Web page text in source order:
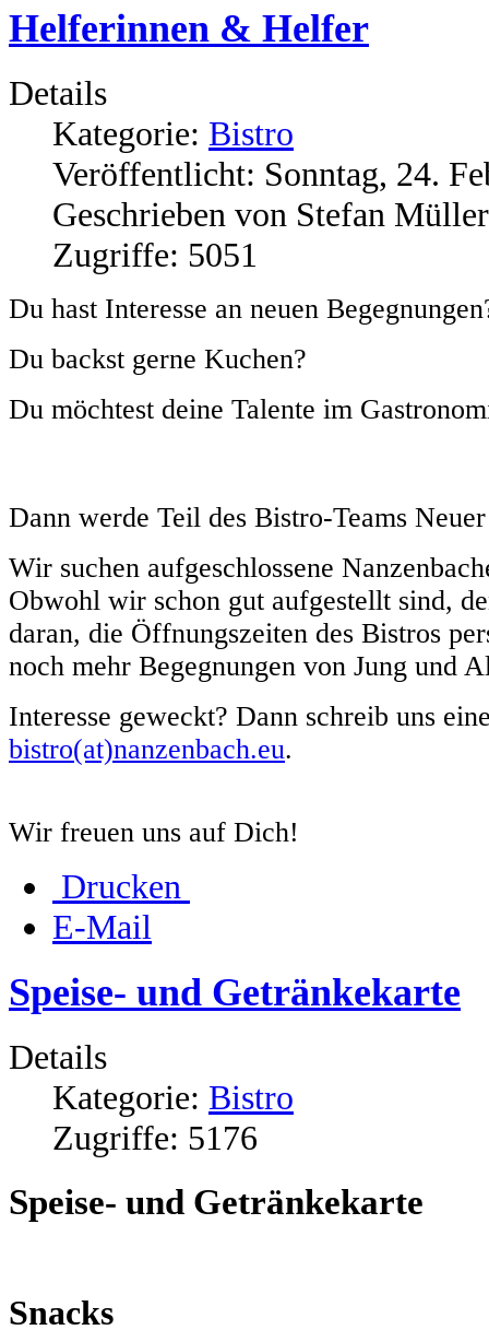
Helferinnen & Helfer
Details
Kategorie: Bistro
Veröffentlicht: Sonntag, 24.
Geschrieben von Stefan Müller
Zugriffe: 5051
Du hast Interesse an neuen
Du backst gerne Kuchen?
Du möchtest deine Talente im
Dann werde Teil des Bistro-Teams
Wir suchen aufgeschlossene
Obwohl wir schon gut aufgestellt sind,
daran, die Öffnungszeiten des Bistros
noch mehr Begegnungen von Jung und
Interesse geweckt? Dann schreib uns
bistro(at)nanzenbach.eu.
Wir freuen uns auf Dich!
Drucken
E-Mail
Speise- und Getränkekarte
Details
Kategorie: Bistro
Zugriffe: 5176
Speise- und Getränkekarte
Snacks